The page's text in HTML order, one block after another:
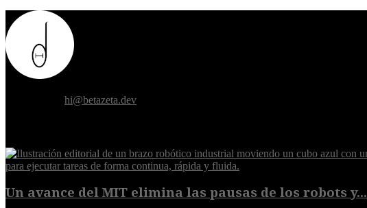
hi@betazeta.dev
Un avance del MIT elimina las pausas de los robots y...